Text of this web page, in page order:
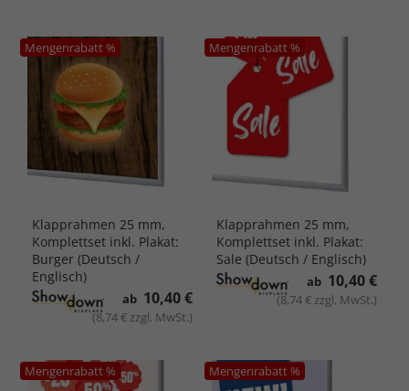
Mengenrabatt %
Klapprahmen 25 mm,
Komplettset inkl. Plakat:
Burger (Deutsch /
Englisch)
ab 10,40 €
(8,74 € zzgl. MwSt.)
Mengenrabatt %
Klapprahmen 25 mm,
Komplettset inkl. Plakat:
Sale (Deutsch / Englisch)
ab 10,40 €
(8,74 € zzgl. MwSt.)
Mengenrabatt % Mengenrabatt %